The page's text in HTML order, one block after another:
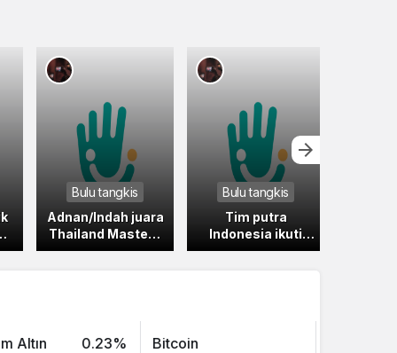
Bulu tangkis
Adnan/Indah juara
Thailand Masters
2026 setelah
Bulu tangkis
Tim putra
Indonesia ikuti
jejak tim putri
0.23% Bitcoin